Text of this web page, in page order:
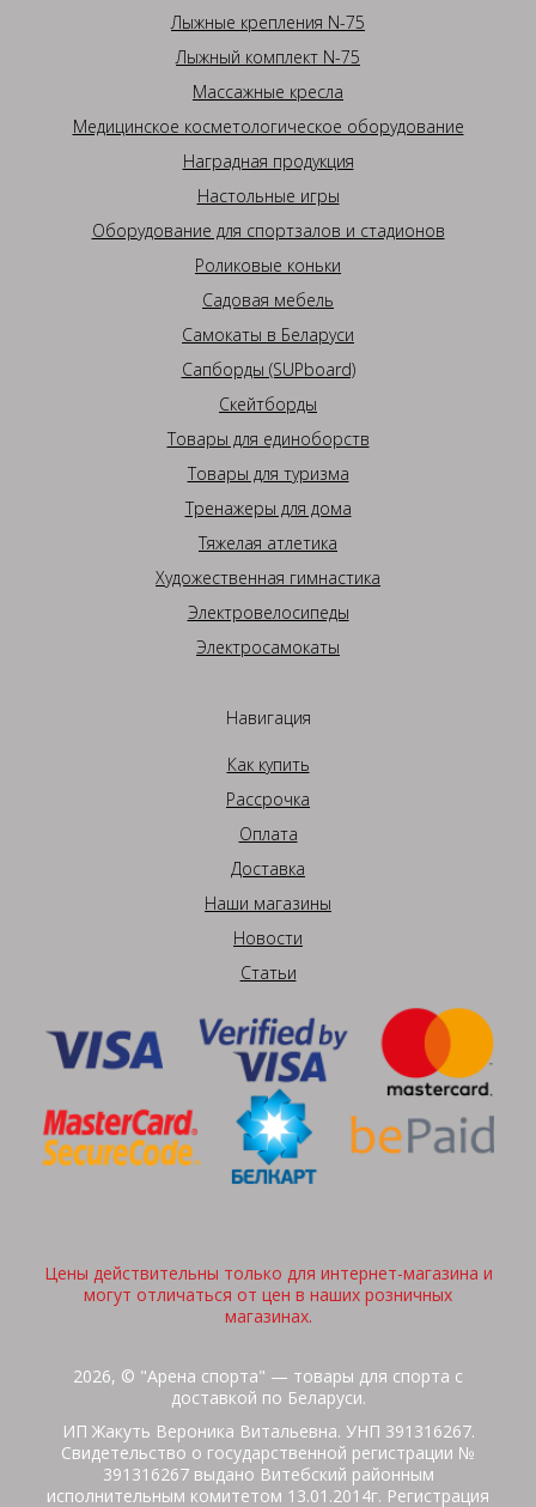
Лыжные крепления N-75
Лыжный комплект N-75
Массажные кресла
Медицинское косметологическое оборудование
Наградная продукция
Настольные игры
Оборудование для спортзалов и стадионов
Роликовые коньки
Садовая мебель
Самокаты в Беларуси
Сапборды (SUPboard)
Скейтборды
Товары для единоборств
Товары для туризма
Тренажеры для дома
Тяжелая атлетика
Художественная гимнастика
Электровелосипеды
Электросамокаты
Навигация
Как купить
Рассрочка
Оплата
Доставка
Наши магазины
Новости
Статьи
Цены действительны только для интернет-магазина и
могут отличаться от цен в наших розничных
магазинах.
2026, © "Арена спорта" — товары для спорта с
доставкой по Беларуси.
ИП Жакуть Вероника Витальевна. УНП 391316267.
Свидетельство о государственной регистрации №
391316267 выдано Витебский районным
исполнительным комитетом 13.01.2014г. Регистрация